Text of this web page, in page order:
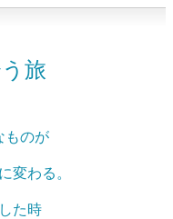
旅
ものが
変わる。
た時